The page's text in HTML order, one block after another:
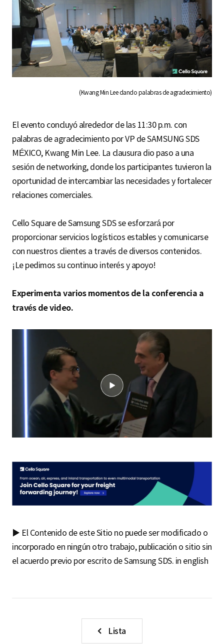
(Kwang Min Lee dando palabras de agradecimiento)
El evento concluyó alrededor de las 11:30 p.m. con
palabras de agradecimiento por VP de SAMSUNG SDS
MÉXICO, Kwang Min Lee. La clausura dio paso a una
sesión de networking, donde los participantes tuvieron la
oportunidad de intercambiar las necesidades y fortalecer
relaciones comerciales.
Cello Square de Samsung SDS se esforzará por
proporcionar servicios logísticos estables y comunicarse
con nuestros clientes a través de diversos contenidos.
¡Le pedimos su continuo interés y apoyo!
Experimenta varios momentos de la conferencia a
través de video.
x
r
m
t
a
v
i
s
m
▶ El Contenido de este Sitio no puede ser modificado o
incorporado en ningún otro trabajo, publicación o sitio sin
el acuerdo previo por escrito de Samsung SDS. in english
Lista